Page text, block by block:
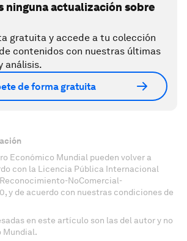
ninguna actualización sobre
gratuita y accede a tu colección
contenidos con nuestras últimas
análisis.
de forma gratuita
Económico Mundial pueden volver a
con la Licencia Pública Internacional
NoComercial-
y de acuerdo con nuestras condiciones de
en este artículo son las del autor y no
Mundial.